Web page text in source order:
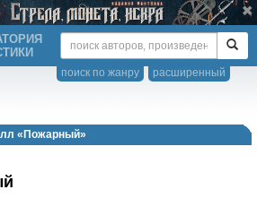
расширенный
поиск по жанру
«Пожарный»